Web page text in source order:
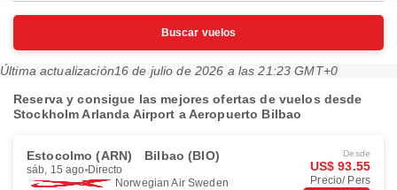
Buscar vuelos
Última actualización16 de julio de 2026 a las 21:23 GMT+0
Reserva y consigue las mejores ofertas de vuelos desde
Stockholm Arlanda Airport a Aeropuerto Bilbao
Estocolmo (ARN) Bilbao (BIO)
sáb, 15 ago Directo
Norwegian Air Sweden
Desde
US$ 93.55
Precio/ Pers